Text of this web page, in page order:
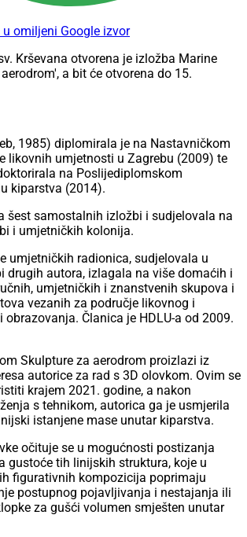
u omiljeni Google izvor
Krševana otvorena je izložba Marine
a bit će otvorena do 15.
1985) diplomirala je na Nastavničkom
likovnih umjetnosti u Zagrebu (2009) te
na Poslijediplomskom
kiparstva (2014).
šest samostalnih izložbi i sudjelovala na
i umjetničkih kolonija.
umjetničkih radionica, sudjelovala u
drugih autora, izlagala na više domaćih i
umjetničkih i znanstvenih skupova i
vezanih za područje likovnog i
Članica je HDLU-a od 2009.
Skulpture za aerodrom proizlazi iz
autorice za rad s 3D olovkom. Ovim se
krajem 2021. godine, a nakon
s tehnikom, autorica ga je usmjerila
istanjene mase unutar kiparstva.
očituje se u mogućnosti postizanja
gustoće tih linijskih struktura, koje u
figurativnih kompozicija poprimaju
postupnog pojavljivanja i nestajanja ili
za gušći volumen smješten unutar